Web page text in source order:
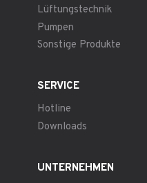
Lüftungstechnik
Pumpen
Sonstige Produkte
SERVICE
Hotline
Downloads
UNTERNEHMEN